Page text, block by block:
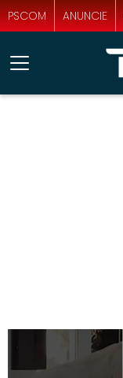
PSCOM ANUNCIE